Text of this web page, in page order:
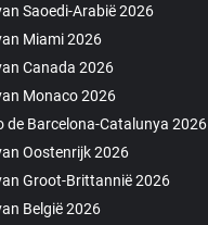
Saoedi-Arabië 2026
Miami 2026
Canada 2026
Monaco 2026
de Barcelona-Catalunya 2026
Oostenrijk 2026
Groot-Brittannië 2026
België 2026